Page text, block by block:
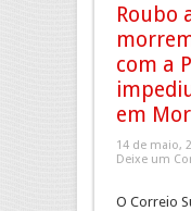
Roubo
com a
em
14 de maio,
Deixe um
O Correio